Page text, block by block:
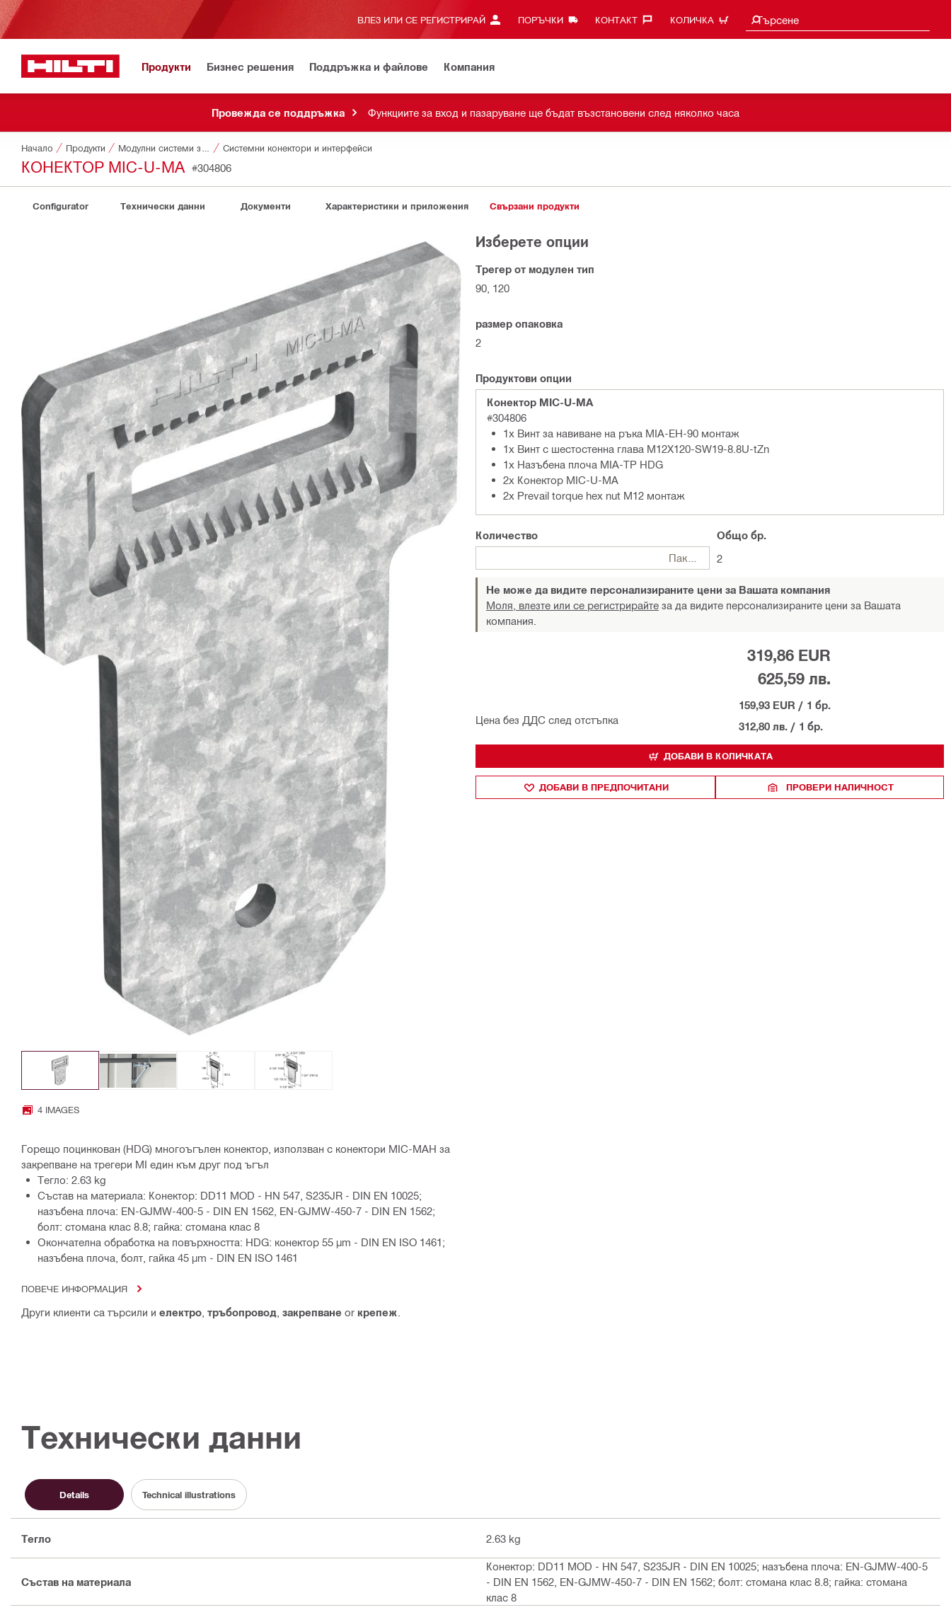
ВЛЕЗ ИЛИ СЕ РЕГИСТРИРАЙ ПОРЪЧКИ КОНТАКТ‎ КОЛИЧКА Търсене
Търси предложения
Продукти Бизнес решения Поддръжка и файлове Компания
Провежда се поддръжка Функциите за вход и пазаруване ще бъдат възстановени след няколко часа
Начало Продукти Системни конектори и интерфейси
КОНЕКТОР MIC-U-MA #304806
Configurator Технически данни Документи Характеристики и приложения Свързани продукти
4 IMAGES
Горещо поцинкован (HDG) многоъгълен конектор, използван с конектори MIC-MAH за
закрепване на трегери MI един към друг под ъгъл
Тегло: 2.63 kg
Състав на материала: Конектор: DD11 MOD - HN 547, S235JR - DIN EN 10025;
назъбена плоча: EN-GJMW-400-5 - DIN EN 1562, EN-GJMW-450-7 - DIN EN 1562;
болт: стомана клас 8.8; гайка: стомана клас 8
Окончателна обработка на повърхността: HDG: конектор 55 µm - DIN EN ISO 1461;
назъбена плоча, болт, гайка 45 µm - DIN EN ISO 1461
ПОВЕЧЕ ИНФОРМАЦИЯ
Други клиенти са търсили и електро тръбопровод закрепване or крепеж
Изберете опции
Трегер от модулен тип
90, 120
размер опаковка
2
Продуктови опции
Конектор MIC-U-MA
#304806
1x Винт за навиване на ръка MIA-EH-90 монтаж
1x Винт с шестостенна глава M12X120-SW19-8.8U-tZn
1x Назъбена плоча MIA-TP HDG
2x Конектор MIC-U-MA
2x Prevail torque hex nut M12 монтаж
Количество
Общо бр.
2
Не може да видите персонализираните цени за Вашата компания
Моля, влезте или се регистрирайте за да видите персонализираните цени за Вашата
компания.
Цена без ДДС след отстъпка
319,86 EUR
625,59 лв.
159,93 EUR / 1 бр.
312,80 лв. / 1 бр.
ДОБАВИ В КОЛИЧКАТА
ДОБАВИ В ПРЕДПОЧИТАНИ ПРОВЕРИ НАЛИЧНОСТ
Технически данни
Details Technical illustrations
Тегло 2.63 kg
Състав на материала
Конектор: DD11 MOD - HN 547, S235JR - DIN EN 10025; назъбена плоча: EN-GJMW-400-5
- DIN EN 1562, EN-GJMW-450-7 - DIN EN 1562; болт: стомана клас 8.8; гайка: стомана
клас 8